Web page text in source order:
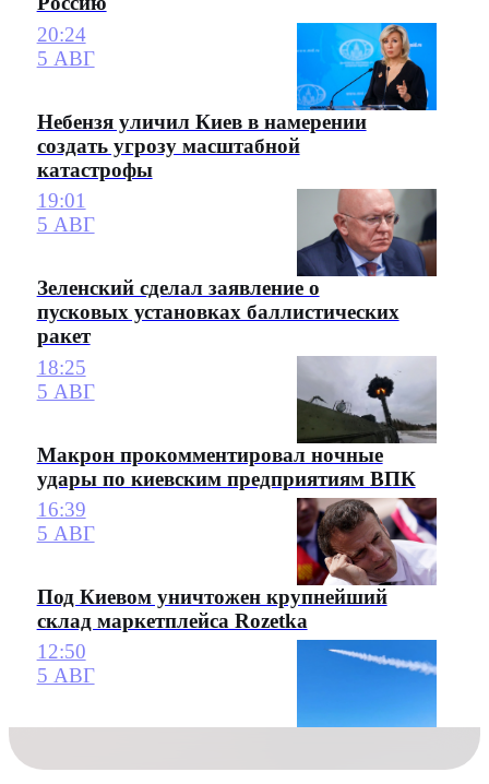
20:24
5 АВГ
Небензя уличил Киев в намерении
создать угрозу масштабной
катастрофы
19:01
5 АВГ
Зеленский сделал заявление о
пусковых установках баллистических
ракет
18:25
5 АВГ
Макрон прокомментировал ночные
удары по киевским предприятиям ВПК
16:39
5 АВГ
Под Киевом уничтожен крупнейший
склад маркетплейса Rozetka
12:50
5 АВГ